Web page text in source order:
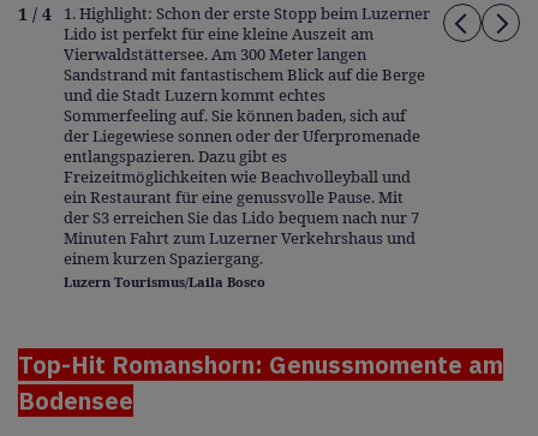
1 / 4
1. Highlight: Schon der erste Stopp beim Luzerner
Lido ist perfekt für eine kleine Auszeit am
Vierwaldstättersee. Am 300 Meter langen
Sandstrand mit fantastischem Blick auf die Berge
und die Stadt Luzern kommt echtes
Sommerfeeling auf. Sie können baden, sich auf
der Liegewiese sonnen oder der Uferpromenade
entlangspazieren. Dazu gibt es
Freizeitmöglichkeiten wie Beachvolleyball und
ein Restaurant für eine genussvolle Pause. Mit
der S3 erreichen Sie das Lido bequem nach nur 7
Minuten Fahrt zum Luzerner Verkehrshaus und
einem kurzen Spaziergang.
Luzern Tourismus/Laila Bosco
Top-Hit Romanshorn: Genussmomente am
Bodensee